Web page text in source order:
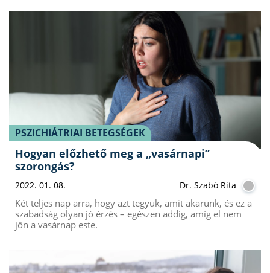
PSZICHIÁTRIAI BETEGSÉGEK
Hogyan előzhető meg a „vasárnapi”
szorongás?
2022. 01. 08. Dr. Szabó Rita
Két teljes nap arra, hogy azt tegyük, amit akarunk, és ez a
szabadság olyan jó érzés – egészen addig, amíg el nem
jön a vasárnap este.